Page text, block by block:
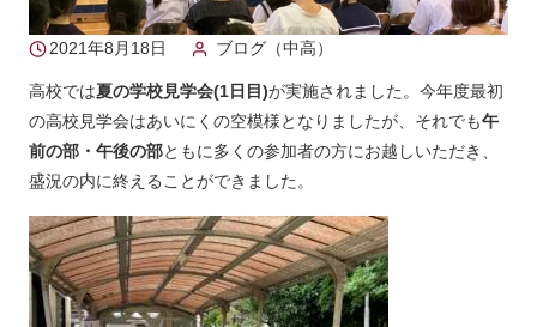
2021年8月18日 ブログ（中高）
高校では夏の学校見学会(1日目)が実施されました。今年度最初
の高校見学会はあいにくの空模様となりましたが、それでも午
前の部・午後の部ともに多くの参加者の方にお越しいただき、
盛況の内に終えることができました。